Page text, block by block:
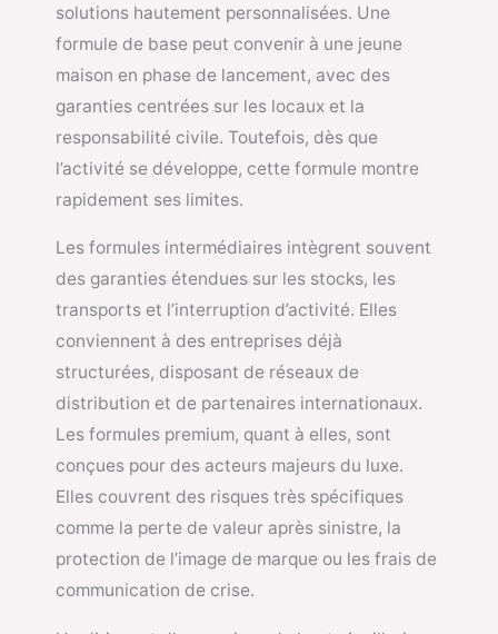
solutions hautement personnalisées. Une
formule de base peut convenir à une jeune
maison en phase de lancement, avec des
garanties centrées sur les locaux et la
responsabilité civile. Toutefois, dès que
l’activité se développe, cette formule montre
rapidement ses limites.
Les formules intermédiaires intègrent souvent
des garanties étendues sur les stocks, les
transports et l’interruption d’activité. Elles
conviennent à des entreprises déjà
structurées, disposant de réseaux de
distribution et de partenaires internationaux.
Les formules premium, quant à elles, sont
conçues pour des acteurs majeurs du luxe.
Elles couvrent des risques très spécifiques
comme la perte de valeur après sinistre, la
protection de l’image de marque ou les frais de
communication de crise.